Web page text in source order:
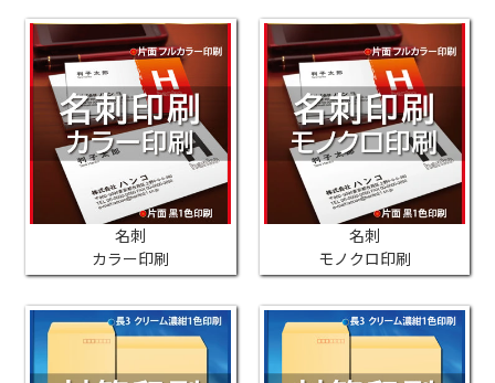
名刺
カラー印刷
名刺
モノクロ印刷